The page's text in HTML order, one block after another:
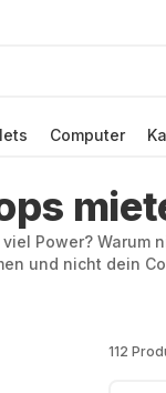
Computer
Power? Warum
und nicht dein
du Gaming-
Tauche mit
112